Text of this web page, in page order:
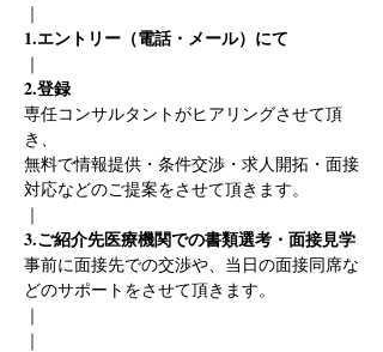
｜
1.エントリー（電話・メール）にて
｜
2.登録
専任コンサルタントがヒアリングさせて頂
き、
無料で情報提供・条件交渉・求人開拓・面接
対応などのご提案をさせて頂きます。
｜
3.ご紹介先医療機関での書類選考・面接見学
事前に面接先での交渉や、当日の面接同席な
どのサポートをさせて頂きます。
｜
｜